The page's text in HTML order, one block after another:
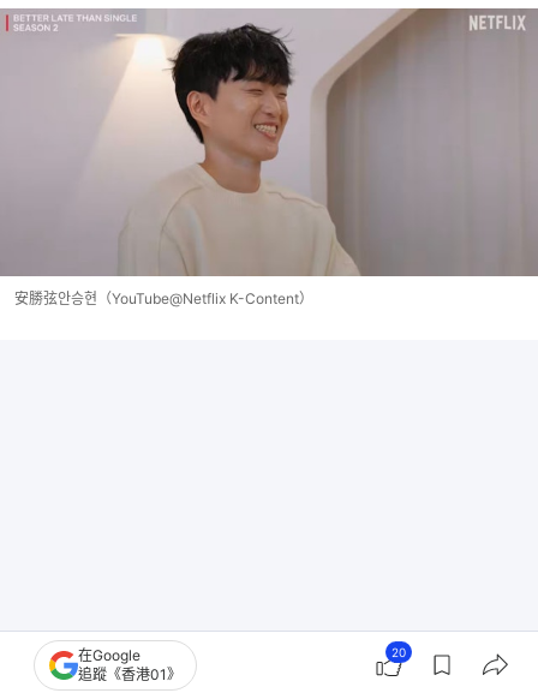
安勝弦안승현（YouTube@Netflix K-Content）
在Google
追蹤《香港01》
20